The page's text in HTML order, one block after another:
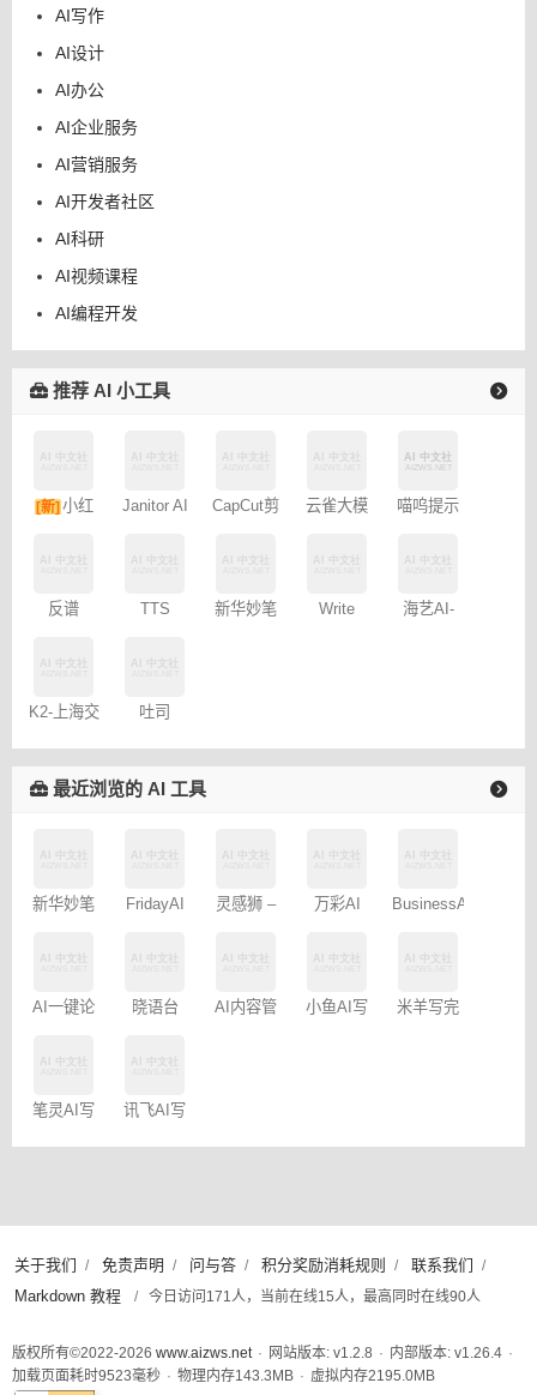
AI写作
AI设计
AI办公
AI企业服务
AI营销服务
AI开发者社区
AI科研
AI视频课程
AI编程开发
推荐 AI 小工具
[新] 小红
Janitor AI
CapCut剪
云雀大模
喵呜提示
反谱
TTS
新华妙笔
Write
海艺AI-
K2-上海交
吐司
最近浏览的 AI 工具
新华妙笔
FridayAI
灵感狮 –
万彩AI BusinessAI
AI一键论
晓语台
AI内容管
小鱼AI写
米羊写完
笔灵AI写
讯飞AI写
关于我们 / 免责声明 / 问与答 / 积分奖励消耗规则 / 联系我们 /
Markdown 教程 / 今日访问171人，当前在线15人，最高同时在线90人
版权所有©2022-2026 www.aizws.net · 网站版本: v1.2.8 · 内部版本: v1.26.4 ·
加载页面耗时9523毫秒 · 物理内存143.3 MB · 虚拟内存2195.0MB